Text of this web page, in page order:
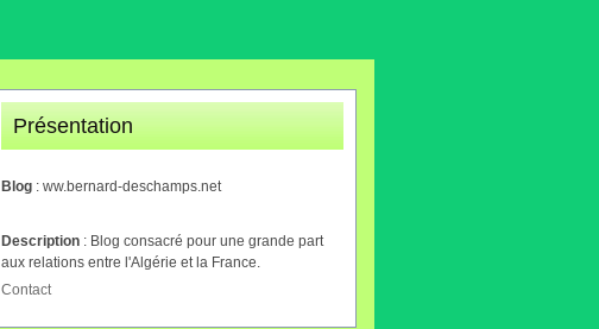
Présentation
Blog : ww.bernard-deschamps.net
Description : Blog consacré pour une grande part
aux relations entre l'Algérie et la France.
Contact